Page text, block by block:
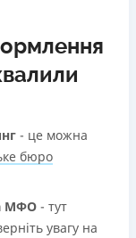
- це можна
бюро
МФО - тут
увагу на